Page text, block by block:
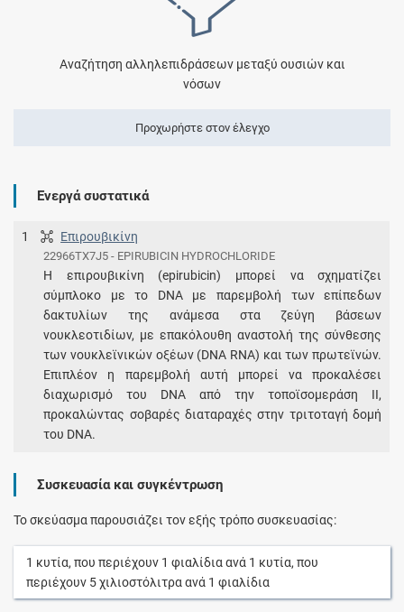
Αναζήτηση αλληλεπιδράσεων μεταξύ ουσιών και
νόσων
Προχωρήστε στον έλεγχο
Ενεργά συστατικά
1 Επιρουβικίνη
22966TX7J5 - EPIRUBICIN HYDROCHLORIDE
Η επιρουβικίνη (epirubicin) μπορεί να σχηματίζει
σύμπλοκο με το DNA με παρεμβολή των επίπεδων
δακτυλίων της ανάμεσα στα ζεύγη βάσεων
νουκλεοτιδίων, με επακόλουθη αναστολή της σύνθεσης
των νουκλεϊνικών οξέων (DNA RNA) και των πρωτεϊνών.
Επιπλέον η παρεμβολή αυτή μπορεί να προκαλέσει
διαχωρισμό του DNA από την τοποϊσομεράση ΙΙ,
προκαλώντας σοβαρές διαταραχές στην τριτοταγή δομή
του DNA.
Συσκευασία και συγκέντρωση
Το σκεύασμα παρουσιάζει τον εξής τρόπο συσκευασίας:
1 κυτία, που περιέχουν 1 φιαλίδιαανά 1 κυτία, που
περιέχουν 5χιλιοστόλιτραανά 1 φιαλίδια